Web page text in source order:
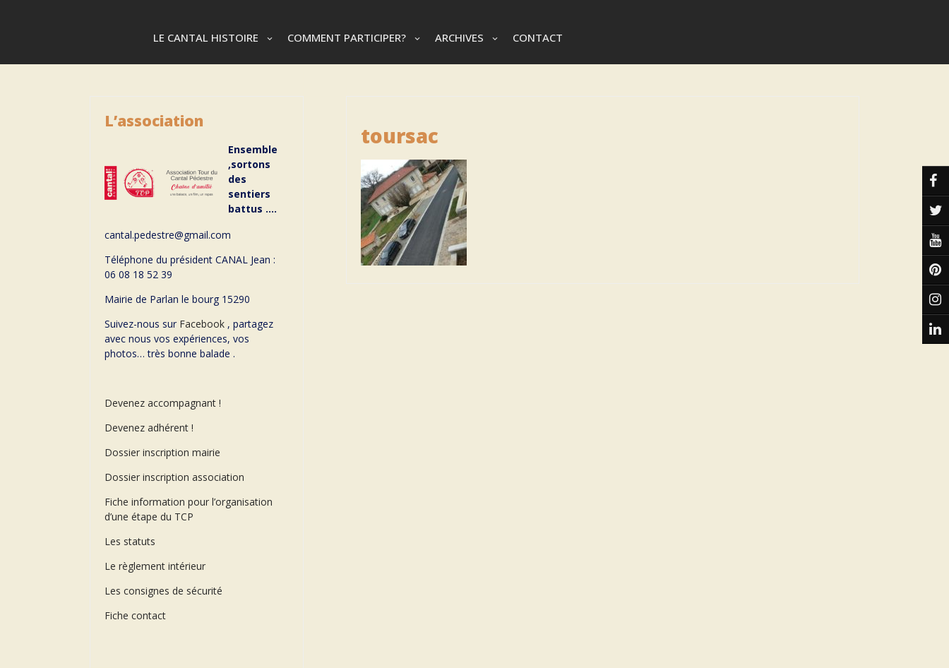
LE CANTAL HISTOIRE COMMENT PARTICIPER? ARCHIVES CONTACT
toursac
L’association
Ensemble
,sortons
des
sentiers
battus ….
cantal.pedestre@gmail.com
Téléphone du président CANAL Jean :
06 08 18 52 39
Mairie de Parlan le bourg 15290
Suivez-nous sur Facebook , partagez
avec nous vos expériences, vos
photos… très bonne balade .
Devenez accompagnant !
Devenez adhérent !
Dossier inscription mairie
Dossier inscription association
Fiche information pour l’organisation
d’une étape du TCP
Les statuts
Le règlement intérieur
Les consignes de sécurité
Fiche contact